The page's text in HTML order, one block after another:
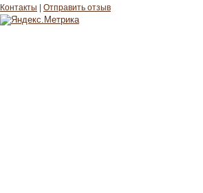
Контакты
Отправить отзыв